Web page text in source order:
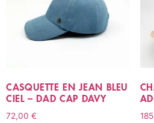
CASQUETTE EN JEAN BLEU
CIEL – DAD CAP DAVY
72,00 €